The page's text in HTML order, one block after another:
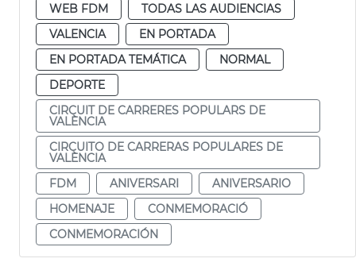
WEB FDM
TODAS LAS AUDIENCIAS
VALENCIA
EN PORTADA
EN PORTADA TEMÁTICA
NORMAL
DEPORTE
CIRCUIT DE CARRERES POPULARS DE
VALÈNCIA
CIRCUITO DE CARRERAS POPULARES DE
VALÈNCIA
FDM
ANIVERSARI
ANIVERSARIO
HOMENAJE
CONMEMORACIÓ
CONMEMORACIÓN